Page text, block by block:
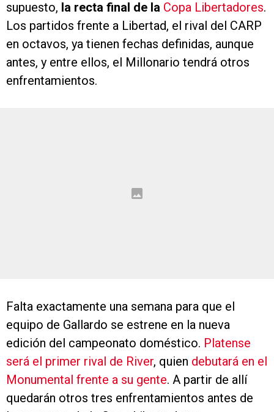
supuesto, la recta final de la Copa Libertadores.
Los partidos frente a Libertad, el rival del CARP
en octavos, ya tienen fechas definidas, aunque
antes, y entre ellos, el Millonario tendrá otros
enfrentamientos.
Falta exactamente una semana para que el
equipo de Gallardo se estrene en la nueva
edición del campeonato doméstico. Platense
será el primer rival de River, quien debutará en el
Monumental frente a su gente. A partir de allí
quedarán otros tres enfrentamientos antes de